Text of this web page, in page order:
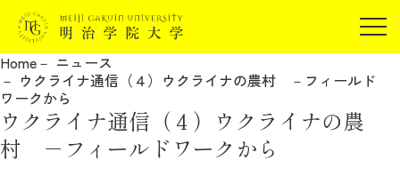
在学生の方
保証人の方
企業・研究者の方
JP EN
Home
ニュース
ウクライナ通信（４）ウクライナの農村 －フィールド
ワークから
ウクライナ通信（４）ウクライナの農
村 －フィールドワークから